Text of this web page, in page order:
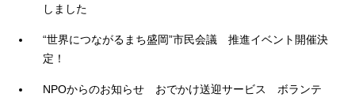
しました
“世界につながるまち盛岡”市民会議 推進イベント開催決
定！
NPOからのお知らせ おでかけ送迎サービス ボランテ